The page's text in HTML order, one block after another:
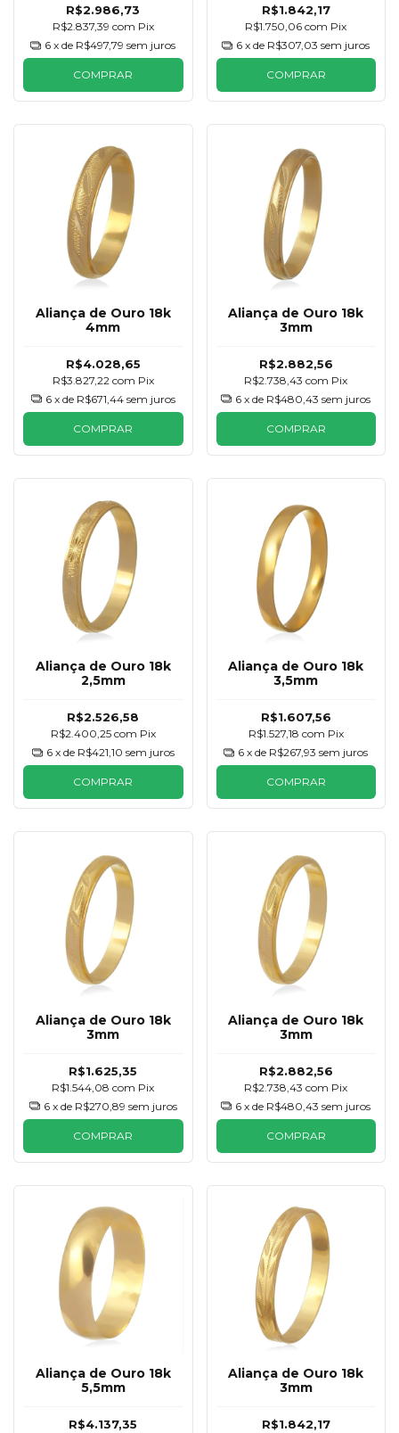
R$2.986,73
R$2.837,39 com Pix
6 x de R$497,79 sem juros
COMPRAR
R$1.842,17
R$1.750,06com Pix
6 x de R$307,03 sem juros
COMPRAR
Aliança de Ouro 18k
4mm
R$4.028,65
R$3.827,22 com Pix
6 x de R$671,44 sem juros
COMPRAR
Aliança de Ouro 18k
3mm
R$2.882,56
R$2.738,43com Pix
6 x de R$480,43 sem juros
COMPRAR
Aliança de Ouro 18k
2,5mm
R$2.526,58
R$2.400,25 com Pix
6 x de R$421,10 sem juros
COMPRAR
Aliança de Ouro 18k
3,5mm
R$1.607,56
R$1.527,18 com Pix
6 x de R$267,93 sem juros
COMPRAR
Aliança de Ouro 18k
3mm
R$1.625,35
R$1.544,08com Pix
6 x de R$270,89 sem juros
COMPRAR
Aliança de Ouro 18k
3mm
R$2.882,56
R$2.738,43com Pix
6 x de R$480,43 sem juros
COMPRAR
Aliança de Ouro 18k
5,5mm
R$4.137,35
Aliança de Ouro 18k
3mm
R$1.842,17